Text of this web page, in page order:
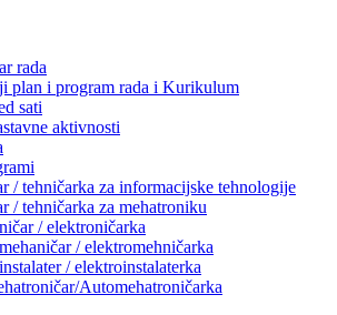
rada
plan i program rada i Kurikulum
sati
aktivnosti
/ tehničarka za informacijske tehnologije
/ tehničarka za mehatroniku
/ elektroničarka
/ elektromehničarka
/ elektroinstalaterka
Automehatroničarka